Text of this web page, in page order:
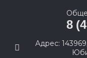
8
Адрес: